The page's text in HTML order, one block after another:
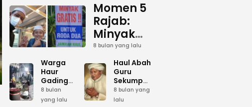
Momen 5
Rajab:
Minyak
Gratis
dan Cinta
yang
Terus
Mengalir
8 bulan yang lalu
Warga
Haur
Gading
Siapkan
Bumbu
8 bulan
yang lalu
Haul Abah
Guru
Sekumpul:
Ketika
Lautan
8 bulan yang
lalu